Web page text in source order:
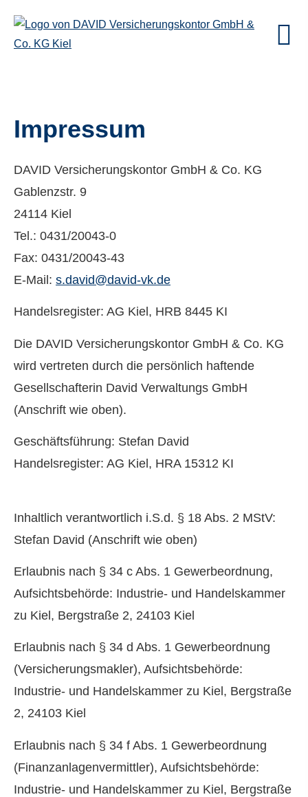
Impressum
DAVID Versicherungskontor GmbH & Co. KG
Gablenzstr. 9
24114 Kiel
Tel.: 0431/20043-0
Fax: 0431/20043-43
E-Mail: s.david@david-vk.de
Handelsregister: AG Kiel, HRB 8445 KI
Die DAVID Versicherungskontor GmbH & Co. KG
wird vertreten durch die persönlich haftende
Gesellschafterin David Verwaltungs GmbH
(Anschrift wie oben).
Geschäftsführung: Stefan David
Handelsregister: AG Kiel, HRA 15312 KI
Inhaltlich verantwortlich i.S.d. § 18 Abs. 2 MStV:
Stefan David (Anschrift wie oben)
Erlaubnis nach § 34 c Abs. 1 Gewerbeordnung,
Aufsichtsbehörde: Industrie- und Handelskammer
zu Kiel, Bergstraße 2, 24103 Kiel
Erlaubnis nach § 34 d Abs. 1 Gewerbeordnung
(Ver­sicherungs­makler), Aufsichtsbehörde:
Industrie- und Handelskammer zu Kiel, Bergstraße
2, 24103 Kiel
Erlaubnis nach § 34 f Abs. 1 Gewerbeordnung
(Finanzanlagenvermittler), Aufsichtsbehörde:
Industrie- und Handelskammer zu Kiel, Bergstraße